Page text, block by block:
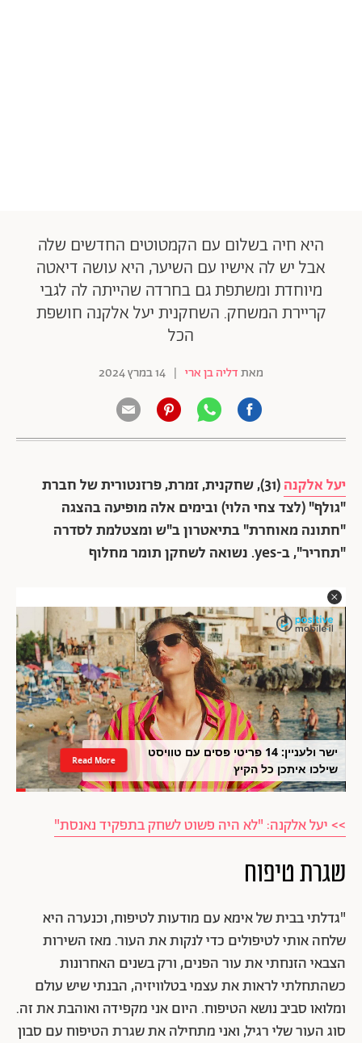
היא חיה בשלום עם הקמטוטים החדשים שלה
אבל יש לה אישיו עם השיער, היא עושה דיאטה
מיוחדת ומשתפת גם בחרדה שהייתה לה לגבי
קריירת המשחק. השחקנית יעל אלקנה חושפת
הכל
מאתדליה בן ארי | 14 במרץ 2024
יעל אלקנה
(31), שחקנית, זמרת, פרזנטורית של חברת
"גולף" (לצד צחי הלוי) ובימים אלה מופיעה בהצגה
"חתונה מאוחרת" בתיאטרון ב"ש ומצטלמת לסדרה
"תחריר", ב-yes. נשואה לשחקן תומר מחלוף
ישר ולעניין: 14 פריטי פסים עם טוויסט
שילכו איתכן כל הקיץ
Read More
>> יעל אלקנה: "לא היה פשוט לשחק בתפקיד נאנסת"
שגרת טיפוח
"גדלתי בבית של אימא עם מודעות לטיפוח, וכנערה היא
שלחה אותי לטיפולים כדי לנקות את העור. מאז השירות
הצבאי הזנחתי את עור הפנים, ורק בשנים האחרונות
כשהתחלתי לראות את עצמי בטלוויזיה, הבנתי שיש עולם
ומלואו סביב נושא הטיפוח. היום אני מקפידה ואוהבת את זה.
סוג העור שלי רגיל, ואני מתחילה את שגרת הטיפוח עם סבון